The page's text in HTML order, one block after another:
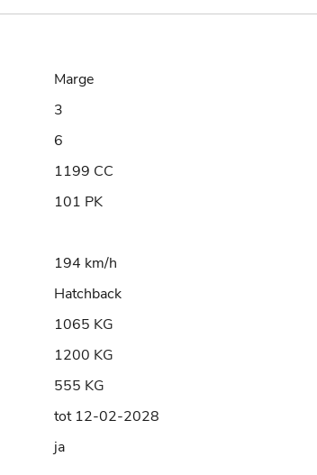
Marge
3
6
1199 CC
101 PK
194 km/h
Hatchback
1065 KG
1200 KG
555 KG
tot 12-02-2028
ja